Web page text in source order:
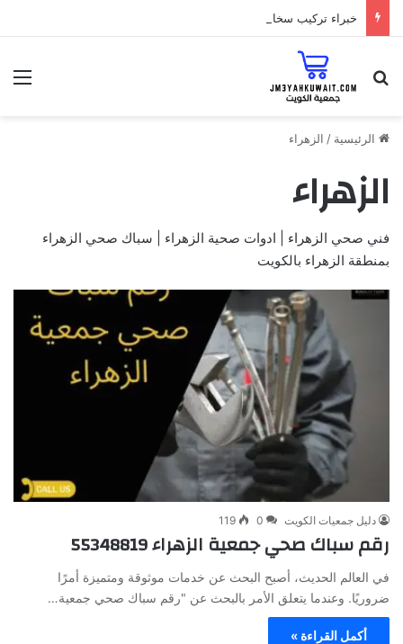
البحث عن
الرئيسية / الزهراء
الزهراء
فني صحي الزهراء | ادوات صحية الزهراء | سباك صحي الزهراء
بمنطقة الزهراء بالكويت
دليل جمعيات الكويت 0
119
رقم سباك صحي جمعية الزهراء 55348819
في العالم الحديث، أصبح البحث عن خدمات موثوقة ومتميزة أمرًا
ضروريًا. وعندما يتعلق الأمر بالبحث عن "رقم سباك صحي جمعية…
أكمل القراءة »